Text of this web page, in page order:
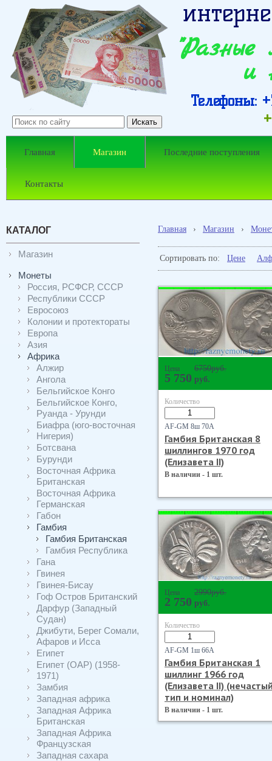
и
Телефоны:
Главная Магазин Последние поступления
Контакты
КАТАЛОГ
Магазин
Монеты
Россия, РСФСР, СССР
Республики СССР
Евросоюз
Колонии и протектораты
Европа
Азия
Африка
Алжир
Ангола
Бельгийское Конго
Бельгийское Конго,
Руанда - Урунди
Биафра (юго-восточная
Нигерия)
Ботсвана
Бурунди
Восточная Африка
Британская
Восточная Африка
Германская
Габон
Гамбия
Гамбия Британская
Гамбия Республика
Гана
Гвинея
Гвинея-Бисау
Гоф Остров Британский
Дарфур (Западный
Судан)
Джибути, Берег Сомали,
Афаров и Исса
Египет
Египет (ОАР) (1958-
1971)
Замбия
Западная африка
Западная Африка
Британская
Западная Африка
Французская
Западная сахара
Главная › Магазин ›
Сортировать по: Цене
Цена 6750руб.
5 750 руб.
Количество
AF-GM 8ш 70А
Гамбия Британская 8
шиллингов 1970 год
(Елизавета II)
В наличии - 1 шт.
Цена 2990руб.
2 750 руб.
Количество
AF-GM 1ш 66А
Гамбия Британская 1
шиллинг 1966 год
(Елизавета II)
тип и номинал)
В наличии - 1 шт.